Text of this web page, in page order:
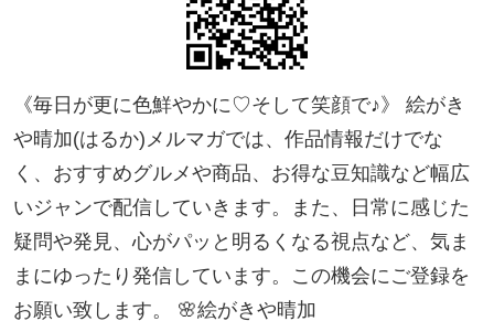
２０２６年は、「楽しい！」「できた！」の積み重
ねを一緒にしていきませんか？
また完成した作品は、額装をしてすぐに飾れるよう
ににてお渡しいたします。
予約枠[各先着4名限定]
※ご参加は、これまで１歳〜９８歳の方など様々な
年齢層の方へ楽しんでいただいています。
※親子でご参加の場合は、仕上げたい作品数分チケ
《毎日が更に色鮮やかに♡そして笑顔で♪》 絵がき
や晴加(はるか)メルマガでは、作品情報だけでな
く、おすすめグルメや商品、お得な豆知識など幅広
いジャンで配信していきます。また、日常に感じた
疑問や発見、心がパッと明るくなる視点など、気ま
まにゆったり発信しています。この機会にご登録を
お願い致します。 🌸絵がきや晴加